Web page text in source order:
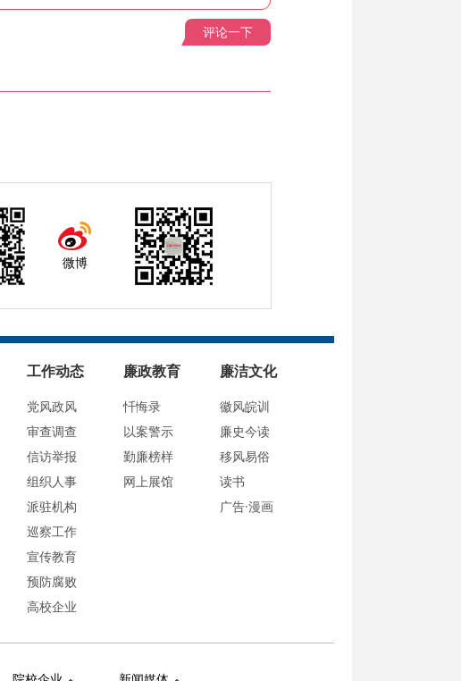
评论一下
微博
工作动态
党风政风
审查调查
信访举报
组织人事
派驻机构
巡察工作
宣传教育
预防腐败
高校企业
廉政教育
忏悔录
以案警示
勤廉榜样
网上展馆
廉洁文化
徽风皖训
廉史今读
移风易俗
读书
广告·漫画